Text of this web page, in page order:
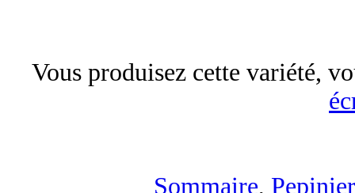
Vous produisez cette variété,
Sommaire,